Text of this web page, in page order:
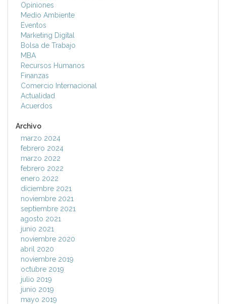
Opiniones
Medio Ambiente
Eventos
Marketing Digital
Bolsa de Trabajo
MBA
Recursos Humanos
Finanzas
Comercio Internacional
Actualidad
Acuerdos
Archivo
marzo 2024
febrero 2024
marzo 2022
febrero 2022
enero 2022
diciembre 2021
noviembre 2021
septiembre 2021
agosto 2021
junio 2021
noviembre 2020
abril 2020
noviembre 2019
octubre 2019
julio 2019
junio 2019
mayo 2019